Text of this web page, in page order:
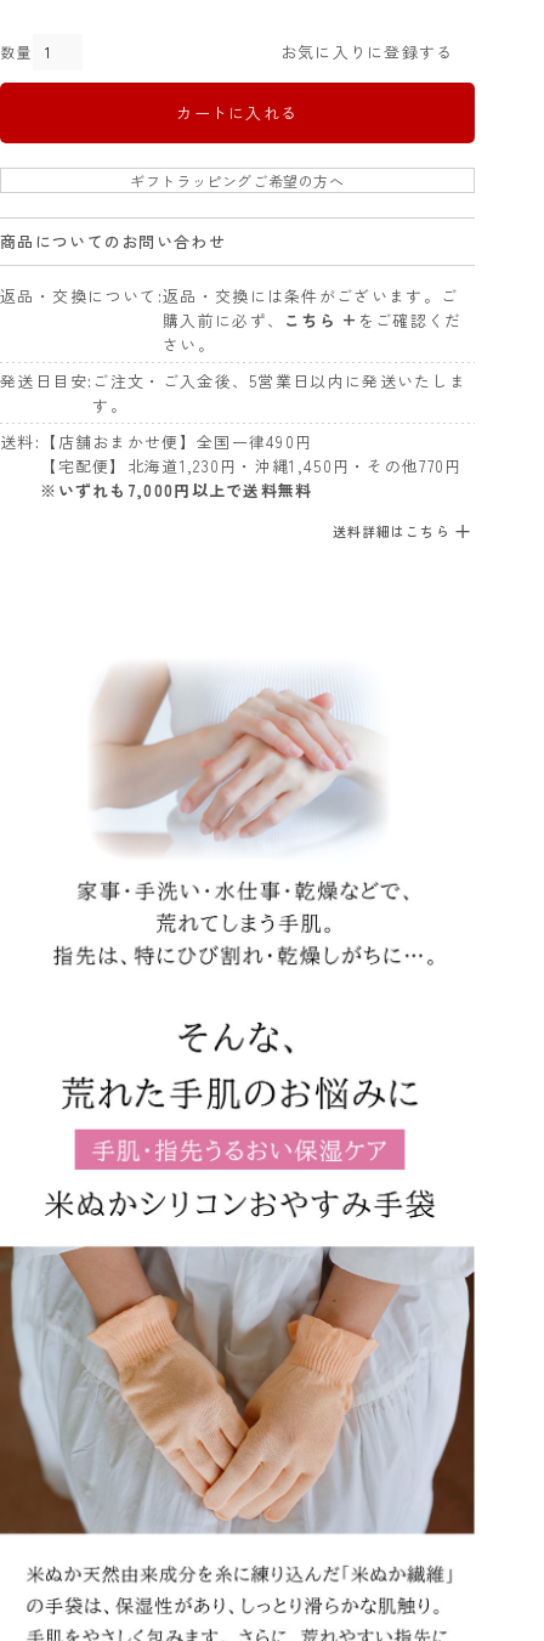
お気に入りに登録する
カートに入れる
ギフトラッピングご希望の方へ
商品についてのお問い合わせ
返品・交換について 返品・交換には条件がございます。ご
購入前に必ず、 こちら + をご確認くだ
さい。
発送日目安 ご注文・ご入金後、5営業日以内に発送いたしま
す。
送料
【店舗おまかせ便】全国一律490円
【宅配便】北海道1,230円・沖縄1,450円・その他770円
※いずれも7,000円以上で送料無料
送料詳細はこちら